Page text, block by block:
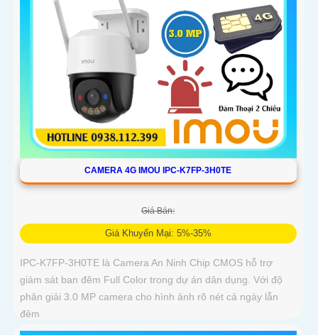
CAMERA 4G IMOU IPC-K7FP-3H0TE
Giá Bán:
Giá Khuyến Mại: 5%-35%
IPC-K7FP-3H0TE là Camera An Ninh Chip CMOS hỗ trợ
giám sát ban đêm Full Color trong dự án dân dụng. Với độ
phân giải 3.0 MP camera cho hình ảnh rõ nét cả ngày lẫn
đêm